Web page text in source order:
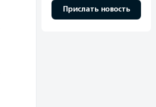
Прислать новость